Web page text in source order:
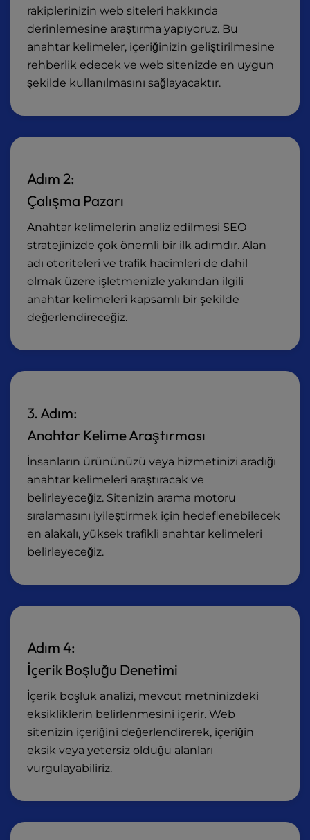
rakiplerinizin web siteleri hakkında
derinlemesine araştırma yapıyoruz. Bu
anahtar kelimeler, içeriğinizin geliştirilmesine
rehberlik edecek ve web sitenizde en uygun
şekilde kullanılmasını sağlayacaktır.
Adım 2:
Çalışma Pazarı
Anahtar kelimelerin analiz edilmesi SEO
stratejinizde çok önemli bir ilk adımdır. Alan
adı otoriteleri ve trafik hacimleri de dahil
olmak üzere işletmenizle yakından ilgili
anahtar kelimeleri kapsamlı bir şekilde
değerlendireceğiz.
3. Adım:
Anahtar Kelime Araştırması
İnsanların ürününüzü veya hizmetinizi aradığı
anahtar kelimeleri araştıracak ve
belirleyeceğiz. Sitenizin arama motoru
sıralamasını iyileştirmek için hedeflenebilecek
en alakalı, yüksek trafikli anahtar kelimeleri
belirleyeceğiz.
Adım 4:
İçerik Boşluğu Denetimi
İçerik boşluk analizi, mevcut metninizdeki
eksikliklerin belirlenmesini içerir. Web
sitenizin içeriğini değerlendirerek, içeriğin
eksik veya yetersiz olduğu alanları
vurgulayabiliriz.